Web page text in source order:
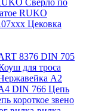
Сверло по
RUKO
Цековка
8376 DIN 705
для троса
A2
DIN 766 Цепь
короткое звено